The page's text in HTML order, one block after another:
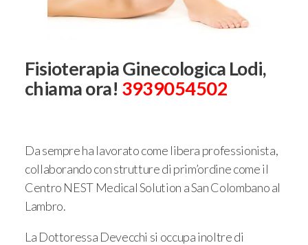
Fisioterapia Ginecologica Lodi,
chiama ora! 3939054502
Da sempre ha lavorato come libera professionista,
collaborando con strutture di prim’ordine come il
Centro NEST Medical Solution a San Colombano al
Lambro.
La Dottoressa Devecchi si occupa inoltre di